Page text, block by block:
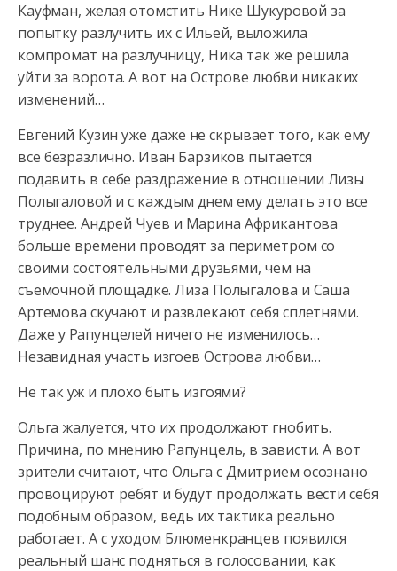
Кауфман, желая отомстить Нике Шукуровой за
попытку разлучить их с Ильей, выложила
компромат на разлучницу, Ника так же решила
уйти за ворота. А вот на Острове любви никаких
изменений…
Евгений Кузин уже даже не скрывает того, как ему
все безразлично. Иван Барзиков пытается
подавить в себе раздражение в отношении Лизы
Полыгаловой и с каждым днем ему делать это все
труднее. Андрей Чуев и Марина Африкантова
больше времени проводят за периметром со
своими состоятельными друзьями, чем на
съемочной площадке. Лиза Полыгалова и Саша
Артемова скучают и развлекают себя сплетнями.
Даже у Рапунцелей ничего не изменилось…
Незавидная участь изгоев Острова любви…
Не так уж и плохо быть изгоями?
Ольга жалуется, что их продолжают гнобить.
Причина, по мнению Рапунцель, в зависти. А вот
зрители считают, что Ольга с Дмитрием осознано
провоцируют ребят и будут продолжать вести себя
подобным образом, ведь их тактика реально
работает. А с уходом Блюменкранцев появился
реальный шанс подняться в голосовании, как